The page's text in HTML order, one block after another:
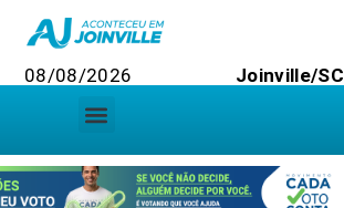
08/08/2026 Joinville/SC